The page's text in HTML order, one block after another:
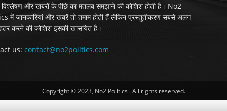
और खबरों के पीछे का मतलब समझाने की कोशिश होती है। No2
में जानकारियां और खबरें तो तमाम होती हैं लेकिन प्रस्तुतीकरण सबसे अलग
करने की कोशिश इसकी खासयित है।
us: contact@no2politics.com
Copyright © 2023, No2 Politics . All rights reserved.